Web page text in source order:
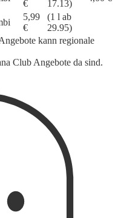
€ 17.13)
5,99
€
(1 l ab
29.95)
kann regionale
Club Angebote da sind.